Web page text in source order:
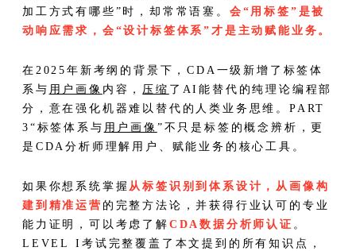
加工方式有哪些”时，却常常语塞。 会“用标签”是被
动响应需求，会“设计标签体系”才是主动赋能业务。
在2025年新考纲的背景下，CDA一级新增了标签体
系与 用户画像 内容， 压缩 了AI能替代的纯理论编程部
分，意在强化机器难以替代的人类业务思维。PART
3“标签体系与 用户画像 ”不只是标签的概念辨析，更
是CDA分析师理解用户、赋能业务的核心工具。
如果你想系统掌握从标签识别到体系设计，从画像构
建到精准运营 的完整方法论，并获得行业认可的专业
能力证明，可以考虑了解 CDA数据分析师认证 。
LEVEL I考试完整覆盖了本文提到的所有知识点，